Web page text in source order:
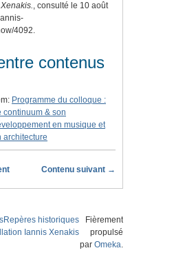
, consulté le 10 août
4092.
contenus
Programme du colloque :
continuum & son
en musique et
architecture
Contenu suivant →
Repères historiques
Iannis Xenakis
Fièrement
propulsé
par Omeka.